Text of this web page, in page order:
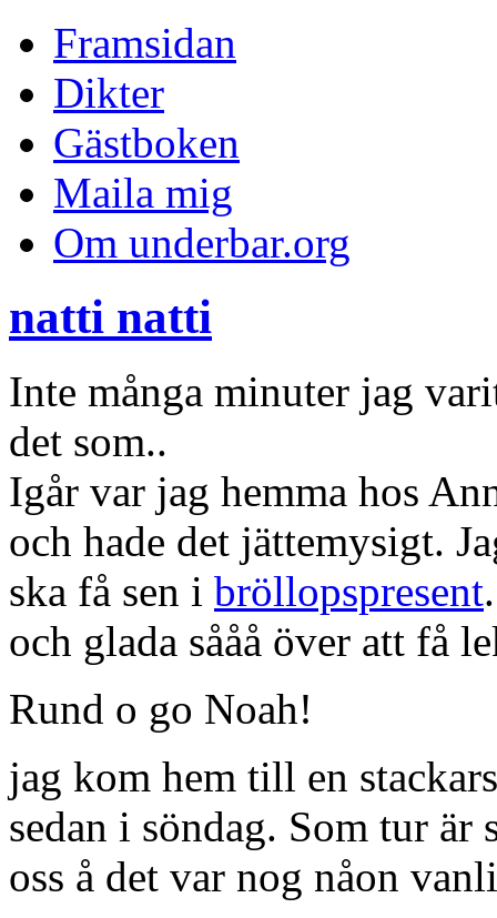
Framsidan
Dikter
Gästboken
Maila mig
Om underbar.org
natti natti
Inte många minuter jag
det som..
Igår var jag hemma hos
och hade det jättemysigt.
ska få sen i bröllopspresent
och glada sååå över att få
Rund o go Noah!
jag kom hem till en
sedan i söndag. Som tur
oss å det var nog nåon